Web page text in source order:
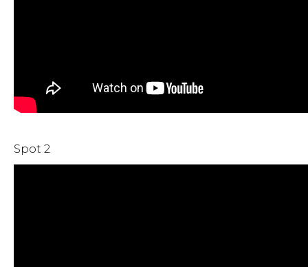
Spot 2